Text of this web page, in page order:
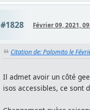
#1828 Février 09, 2021,
Citation de: Palomito le
Il admet avoir un côté
isos accessibles, ce sont